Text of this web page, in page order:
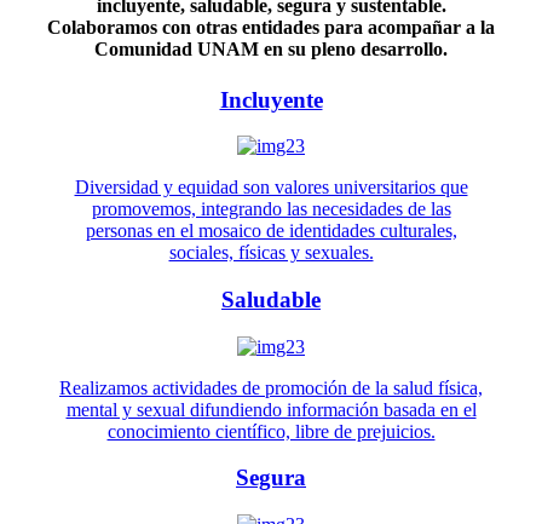
incluyente, saludable, segura y sustentable.
Colaboramos con otras entidades para acompañar a la
Comunidad UNAM en su pleno desarrollo.
Incluyente
Diversidad y equidad son valores universitarios que
promovemos, integrando las necesidades de las
personas en el mosaico de identidades culturales,
sociales, físicas y sexuales.
Saludable
Realizamos actividades de promoción de la salud física,
mental y sexual difundiendo información basada en el
conocimiento científico, libre de prejuicios.
Segura